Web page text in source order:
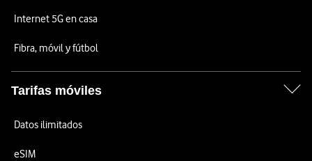
Internet 5G en casa
Fibra, móvil y fútbol
Tarifas móviles
Datos ilimitados
eSIM